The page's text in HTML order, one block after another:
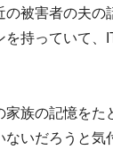
の被害者の夫の
を持っていて、
族の記憶をた
ないだろうと気